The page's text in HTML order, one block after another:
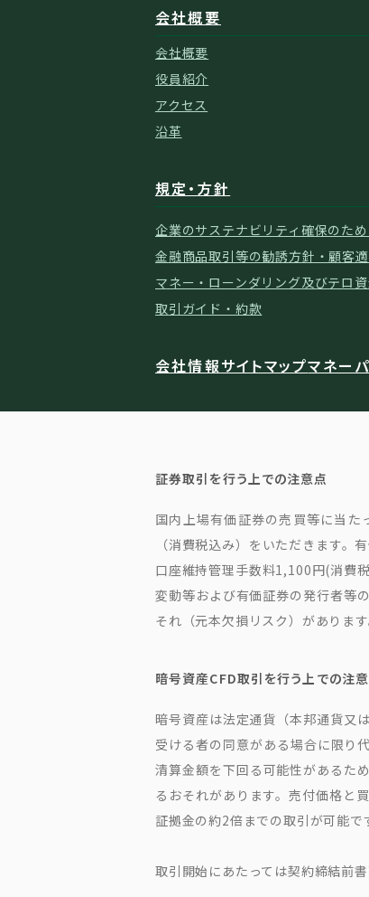
会社概要
会社概要
役員紹介
アクセス
沿革
規定・方針
企業のサステナビリティ確保のた
金融商品取引等の勧誘方針・顧客
マネー・ローンダリング及びテロ
取引ガイド・約款
会社情報サイトマップマネー
証券取引を行う上での注意点
国内上場有価証券の売買等に当
（消費税込み）をいただきます
口座維持管理手数料1,100円(消費
変動等および有価証券の発行者等
それ（元本欠損リスク）があります
暗号資産CFD取引を行う上での注
暗号資産は法定通貨（本邦通貨又
受ける者の同意がある場合に限り
清算金額を下回る可能性があるた
るおそれがあります。売付価格と
証拠金の約2倍までの取引が可能で
取引開始にあたっては契約締結前